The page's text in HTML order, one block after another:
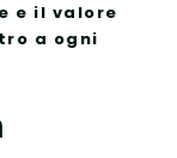
e il valore
a ogni